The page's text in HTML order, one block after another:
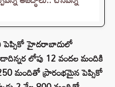
పెప్సికో హైదరాబాదులో
లోపు 12 వందల మందికి
మందితో ప్రారంభమైన పెప్సికో